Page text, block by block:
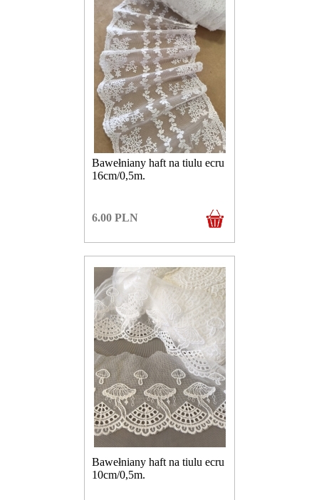
Bawełniany haft na tiulu ecru
16cm/0,5m.
6.00 PLN
Bawełniany haft na tiulu ecru
10cm/0,5m.